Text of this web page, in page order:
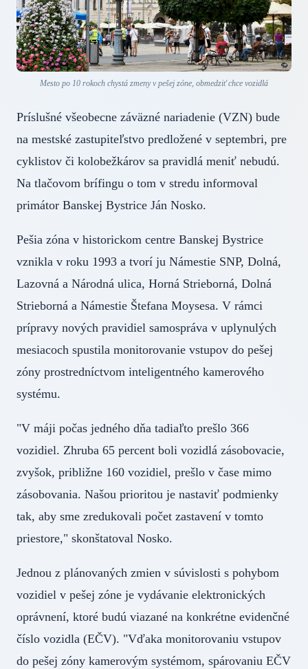
Mesto po 10 rokoch chystá zmeny v pešej zóne, obmedziť chce vozidlá
Príslušné všeobecne záväzné nariadenie (VZN) bude
na mestské zastupiteľstvo predložené v septembri, pre
cyklistov či kolobežkárov sa pravidlá meniť nebudú.
Na tlačovom brífingu o tom v stredu informoval
primátor Banskej Bystrice Ján Nosko.
Pešia zóna v historickom centre Banskej Bystrice
vznikla v roku 1993 a tvorí ju Námestie SNP, Dolná,
Lazovná a Národná ulica, Horná Strieborná, Dolná
Strieborná a Námestie Štefana Moysesa. V rámci
prípravy nových pravidiel samospráva v uplynulých
mesiacoch spustila monitorovanie vstupov do pešej
zóny prostredníctvom inteligentného kamerového
systému.
"V máji počas jedného dňa tadiaľto prešlo 366
vozidiel. Zhruba 65 percent boli vozidlá zásobovacie,
zvyšok, približne 160 vozidiel, prešlo v čase mimo
zásobovania. Našou prioritou je nastaviť podmienky
tak, aby sme zredukovali počet zastavení v tomto
priestore," skonštatoval Nosko.
Jednou z plánovaných zmien v súvislosti s pohybom
vozidiel v pešej zóne je vydávanie elektronických
oprávnení, ktoré budú viazané na konkrétne evidenčné
číslo vozidla (EČV). "Vďaka monitorovaniu vstupov
do pešej zóny kamerovým systémom, spárovaniu EČV